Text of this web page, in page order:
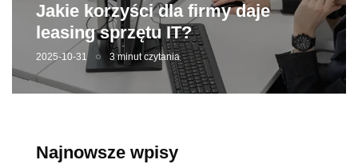
Jakie korzyści dla firmy daje
leasing sprzętu IT?
2025-10-31 3 minut czytania
Najnowsze wpisy